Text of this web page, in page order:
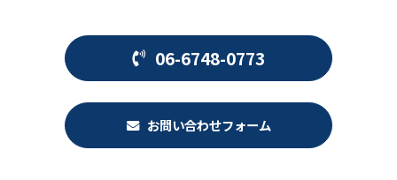
06-6748-0773
お問い合わせフォーム